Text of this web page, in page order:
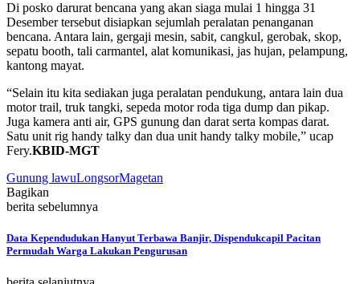
Di posko darurat bencana yang akan siaga mulai 1 hingga 31
Desember tersebut disiapkan sejumlah peralatan penanganan
bencana. Antara lain, gergaji mesin, sabit, cangkul, gerobak, skop,
sepatu booth, tali carmantel, alat komunikasi, jas hujan, pelampung,
kantong mayat.
“Selain itu kita sediakan juga peralatan pendukung, antara lain dua
motor trail, truk tangki, sepeda motor roda tiga dump dan pikap.
Juga kamera anti air, GPS gunung dan darat serta kompas darat.
Satu unit rig handy talky dan dua unit handy talky mobile,” ucap
Fery.KBID-MGT
Gunung lawuLongsorMagetan
Bagikan
berita sebelumnya
Data Kependudukan Hanyut Terbawa Banjir, Dispendukcapil Pacitan
Permudah Warga Lakukan Pengurusan